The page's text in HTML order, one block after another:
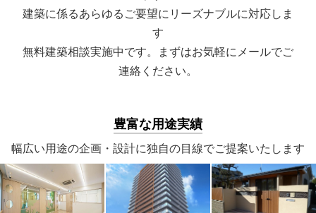
建築に係るあらゆるご要望にリーズナブルに対応しま
す
無料建築相談実施中です。まずはお気軽にメールでご
連絡ください。
豊富な用途実績
幅広い用途の企画・設計に独自の目線でご提案いたします